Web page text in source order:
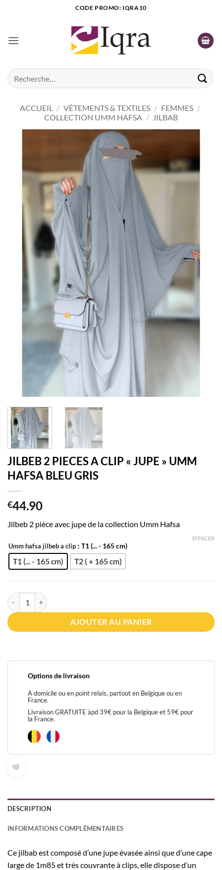
CODE PROMO: IQRA10
Recherche
pour :
ACCUEIL / VÊTEMENTS & TEXTILES / FEMMES /
COLLECTION UMM HAFSA / JILBAB
JILBEB 2 PIECES A CLIP « JUPE » UMM
HAFSA BLEU GRIS
€44.90
Jilbeb 2 pièce avec jupe de la collection Umm Hafsa
Umm hafsa jilbeb a clip : T1 (... - 165 cm)
T1 (... - 165 cm) T2 ( + 165 cm)
EFFACER
quantité de JILBEB 2 PIECES A CLIP "JUPE" UMM HAFSA BLEU GRIS
AJOUTER AU PANIER
Options de livraison
A domicile ou en point relais, partout en Belgique ou en
France.
Livraison GRATUITE àpd 39€ pour la Belgique et 59€ pour
la France.
DESCRIPTION
INFORMATIONS COMPLÉMENTAIRES
Ce jilbab est composé d’une jupe évasée ainsi que d’une cape
large de 1m85 et très couvrante à clips, elle dispose d’un